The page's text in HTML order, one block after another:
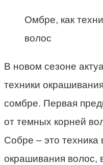
Омбре, как
волос
В новом сезоне
техники
сомбре. Первая
от темных корней
Собре – это техника
окрашивания волос,